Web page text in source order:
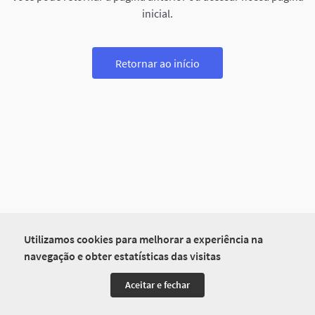
Utilizamos cookies para melhorar a experiência na
navegação e obter estatísticas das visitas
Aceitar e fechar
inicial.
Retornar ao início